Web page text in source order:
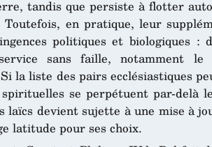
tandis que persiste à flotter
Toutefois, en pratique, leur
politiques et biologiques :
service sans faille, notamment
la liste des pairs ecclésiastiques
se perpétuent par-delà
laïcs devient sujette à une mise à
latitude pour ses choix.